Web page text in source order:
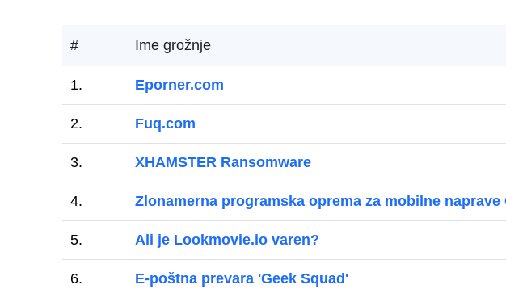
# Ime grožnje
1. Eporner.com
2. Fuq.com
3. XHAMSTER Ransomware
4. Zlonamerna programska oprema za mobilne naprave
5. Ali je Lookmovie.io varen?
6. E-poštna prevara 'Geek Squad'